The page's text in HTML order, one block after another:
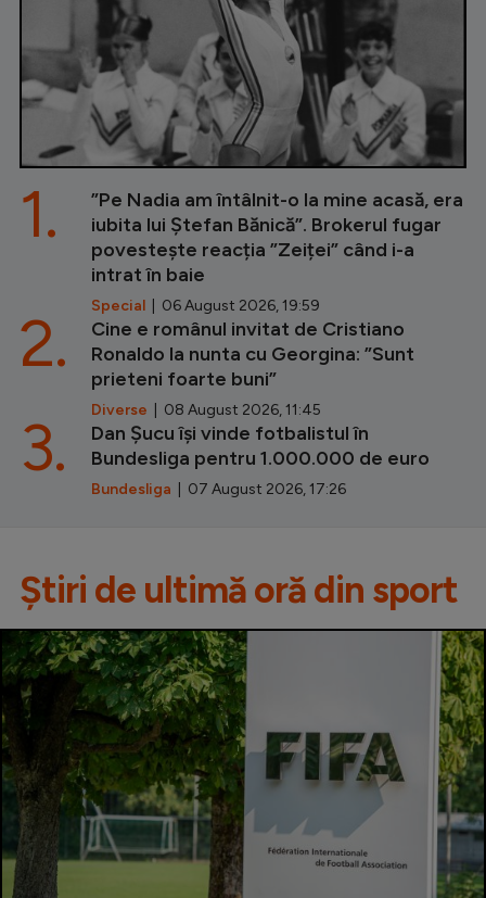
”Pe Nadia am întâlnit-o la mine acasă, era
iubita lui Ștefan Bănică”. Brokerul fugar
povestește reacția ”Zeiței” când i-a
intrat în baie
Special | 06 August 2026, 19:59
1.
Cine e românul invitat de Cristiano
Ronaldo la nunta cu Georgina: ”Sunt
prieteni foarte buni”
Diverse | 08 August 2026, 11:45
2.
Dan Șucu își vinde fotbalistul în
Bundesliga pentru 1.000.000 de euro
Bundesliga | 07 August 2026, 17:26
3.
Știri de ultimă oră din sport